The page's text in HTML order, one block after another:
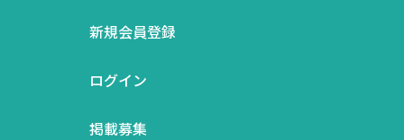
新規会員登録
ログイン
掲載募集